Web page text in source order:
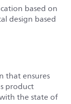
based on
design based
that ensures
product
the state of